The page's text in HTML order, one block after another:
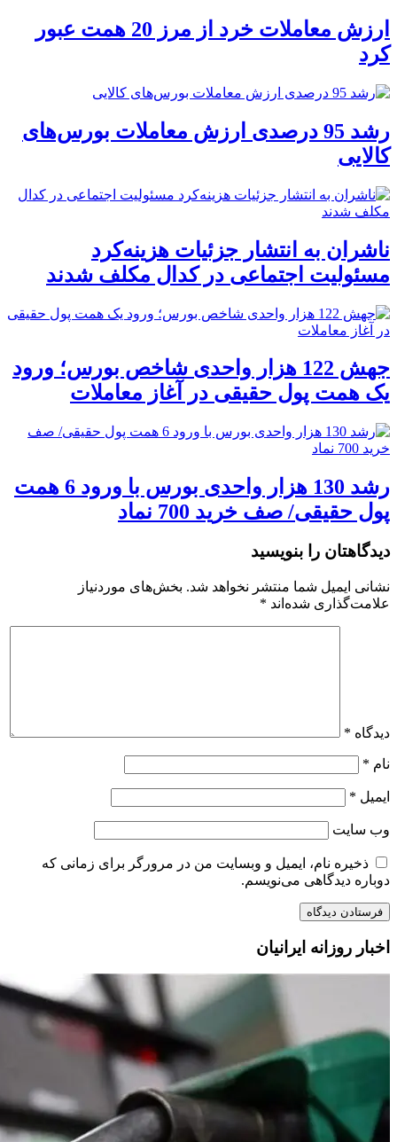
ارزش معاملات خرد از مرز 20 همت عبور
کرد
رشد 95 درصدی ارزش معاملات بورس‌های
کالایی
ناشران به انتشار جزئیات هزینه‌کرد
مسئولیت اجتماعی در کدال مکلف شدند
جهش 122 هزار واحدی شاخص بورس؛ ورود
یک همت پول حقیقی در آغاز معاملات
رشد 130 هزار واحدی بورس با ورود 6 همت
پول حقیقی/ صف خرید 700 نماد
دیدگاهتان را بنویسید
نشانی ایمیل شما منتشر نخواهد شد. بخش‌های موردنیاز
علامت‌گذاری شده‌اند *
دیدگاه *
نام *
ایمیل *
وب‌ سایت
ذخیره نام، ایمیل و وبسایت من در مرورگر برای زمانی که
دوباره دیدگاهی می‌نویسم.
اخبار روزانه ایرانیان